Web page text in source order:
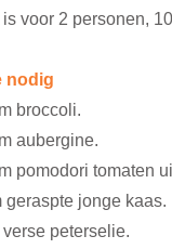
is voor 2 personen,
nodig
broccoli.
aubergine.
pomodori tomaten
geraspte jonge kaas.
peterselie.